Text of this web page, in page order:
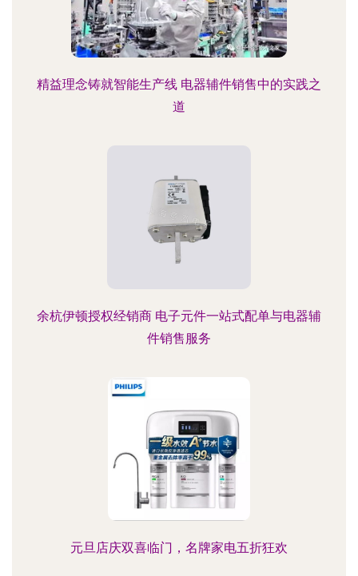
精益理念铸就智能生产线 电器辅件销售中的实践之
道
余杭伊顿授权经销商 电子元件一站式配单与电器辅
件销售服务
元旦店庆双喜临门，名牌家电五折狂欢